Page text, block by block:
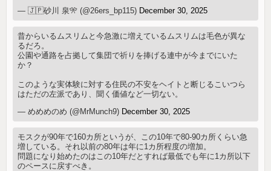
— 🇯🇵砂川 泉🎌 (@26ers_bp115) December 30, 2025
昔からいるムスリムと今急激に増えているムスリムは毛色が異な
るだろ。
公園や通路を占拠して集団で祈りを捧げる連中が今までにいた
か？
このような実体験に対する住民の不安をヘイトと断じるこいつら
はただの左派であり、聞く価値など一切ない。
— めめめのめ (@MrMunch9) December 30, 2025
モスクが90年で160カ所というが、この10年で80-90カ所くらい急
増している。それ以前の80年は年に1カ所程度の増加。
問題になり始めたのはこの10年だとすれば最低でも年に1カ所以下
のペースに戻すべき。